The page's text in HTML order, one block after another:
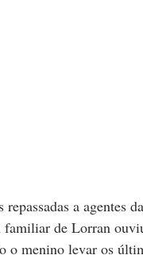
repassadas a agentes
de Lorran
o menino levar os